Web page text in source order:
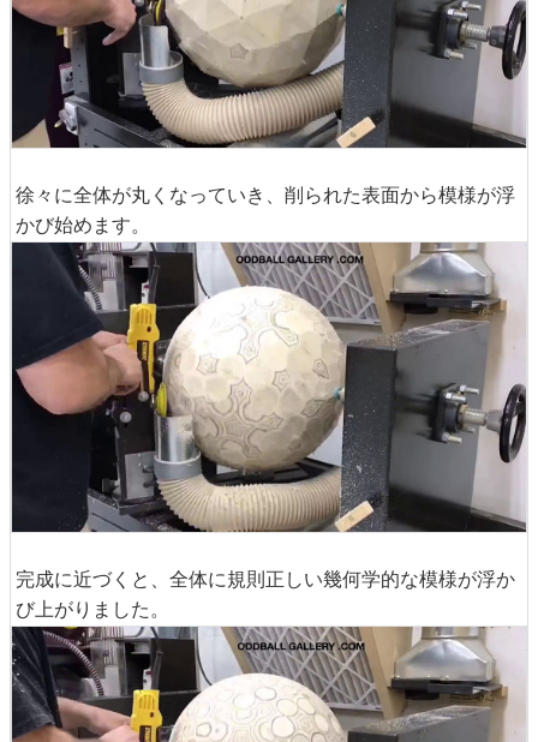
徐々に全体が丸くなっていき、削られた表面から模様が浮
かび始めます。
完成に近づくと、全体に規則正しい幾何学的な模様が浮か
び上がりました。